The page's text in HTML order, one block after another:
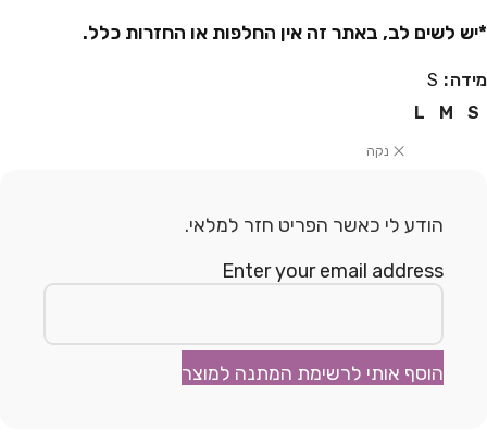
*יש לשים לב, באתר זה אין החלפות או החזרות כלל.
מידה
S
S
M
L
נקה
הודע לי כאשר הפריט חזר למלאי.
Enter your email address
הוסף אותי לרשימת המתנה למוצר